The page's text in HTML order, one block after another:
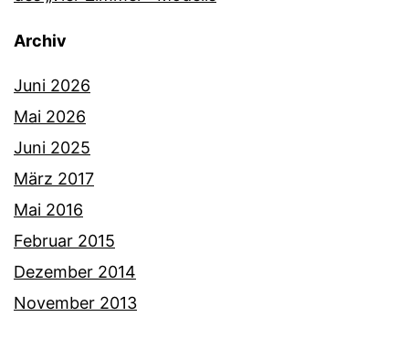
Archiv
Juni 2026
Mai 2026
Juni 2025
März 2017
Mai 2016
Februar 2015
Dezember 2014
November 2013